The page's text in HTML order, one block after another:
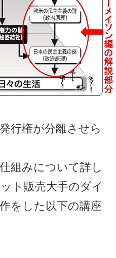
行権が分離させら
組みについて詳し
ト販売大手のダイ
をした以下の講座